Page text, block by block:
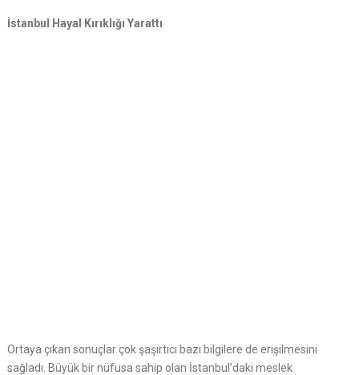
İstanbul Hayal Kırıklığı Yarattı
Ortaya çıkan sonuçlar çok şaşırtıcı bazı bilgilere de erişilmesini
sağladı. Büyük bir nüfusa sahip olan İstanbul’daki meslek